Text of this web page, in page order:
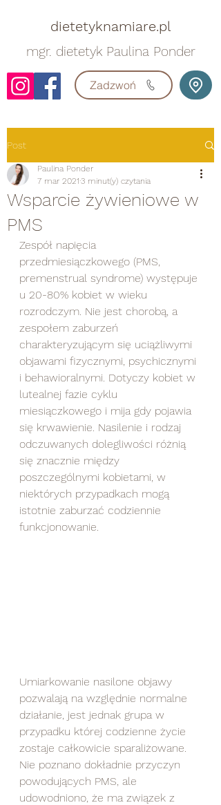
dietetyknamiare.pl
mgr. dietetyk Paulina Ponder
Zadzwoń
Post
Wsparcie żywieniowe w
PMS
Paulina Ponder
7 mar 2021 3 minut(y) czytania
Zespół napięcia
przedmiesiączkowego (PMS,
premenstrual syndrome) występuje
u 20-80% kobiet w wieku
rozrodczym. Nie jest chorobą, a
zespołem zaburzeń
charakteryzującym się uciążliwymi
objawami fizycznymi, psychicznymi
i behawioralnymi. Dotyczy kobiet w
lutealnej fazie cyklu
miesiączkowego i mija gdy pojawia
się krwawienie. Nasilenie i rodzaj
odczuwanych dolegliwości różnią
się znacznie między
poszczególnymi kobietami, w
niektórych przypadkach mogą
istotnie zaburzać codziennie
funkcjonowanie.
Umiarkowanie nasilone objawy
pozwalają na względnie normalne
działanie, jest jednak grupa w
przypadku której codzienne życie
zostaje całkowicie sparaliżowane.
Nie poznano dokładnie przyczyn
powodujących PMS, ale
udowodniono, że ma związek z